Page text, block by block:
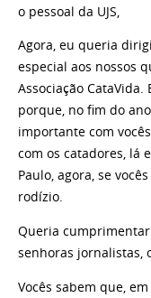
o pessoal da UJS,
Agora, eu queria
especial aos nossos
Associação
porque, no fim do
importante com
com os catadores, lá
Paulo, agora, se
rodízio.
Queria
senhoras jornalistas,
Vocês sabem que,